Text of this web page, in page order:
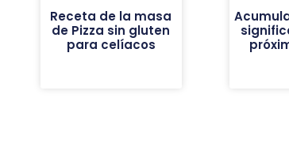
Receta de la masa
de Pizza sin gluten
para celíacos